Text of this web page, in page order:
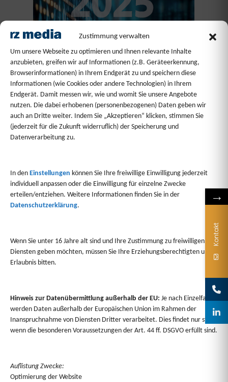
Zustimmung verwalten
Um unsere Webseite zu optimieren und Ihnen relevante Inhalte
anzubieten, greifen wir auf Informationen (z.B. Geräteerkennung,
Browserinformationen) in Ihrem Endgerät zu und speichern diese
Informationen (wie Cookies oder andere Technologien) in Ihrem
Endgerät. Damit messen wir, wie und womit Sie unsere Angebote
nutzen. Die dabei erhobenen (personenbezogenen) Daten geben wir
auch an Dritte weiter. Indem Sie „Akzeptieren“ klicken, stimmen Sie
(jederzeit für die Zukunft widerruflich) der Speicherung und
Datenverarbeitung zu.
In den Einstellungen können Sie Ihre freiwillige Einwilligung jederzeit
individuell anpassen oder die Einwilligung für einzelne Zwecke
erteilen/entziehen. Weitere Informationen finden Sie in der
Datenschutzerklärung.
Wenn Sie unter 16 Jahre alt sind und Ihre Zustimmung zu freiwilligen
Diensten geben möchten, müssen Sie Ihre Erziehungsberechtigten um
Erlaubnis bitten.
Hinweis zur Datenübermittlung außerhalb der EU: Je nach Einzelfall
werden Daten außerhalb der Europäischen Union im Rahmen der
Inanspruchnahme von Diensten Dritter verarbeitet. Dies findet nur statt,
wenn die besonderen Voraussetzungen der Art. 44 ff. DSGVO erfüllt sind.
Auflistung Zwecke:
Optimierung der Website
Wir beraten Sie gerne persönlich zu Formatwahl,
Kombinationen oder Gestaltungsmöglichkeiten.
→
Kontakt